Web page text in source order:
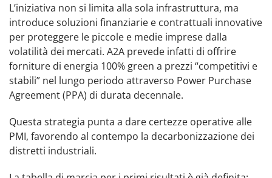
L’iniziativa non si limita alla sola infrastruttura, ma
introduce soluzioni finanziarie e contrattuali innovative
per proteggere le piccole e medie imprese dalla
volatilità dei mercati. A2A prevede infatti di offrire
forniture di energia 100% green a prezzi “competitivi e
stabili” nel lungo periodo attraverso Power Purchase
Agreement (PPA) di durata decennale.
Questa strategia punta a dare certezze operative alle
PMI, favorendo al contempo la decarbonizzazione dei
distretti industriali.